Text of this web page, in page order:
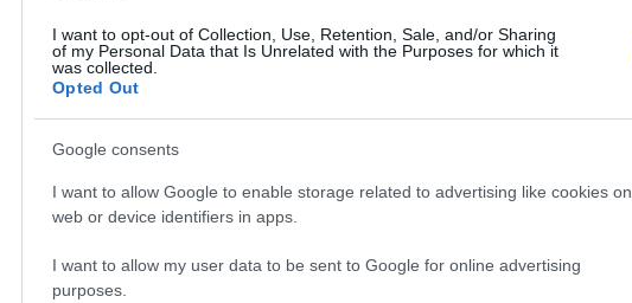
I want to opt-out of Collection, Use, Retention, Sale, and/or Sharing
of my Personal Data that Is Unrelated with the Purposes for which it
was collected.
Opted Out
Google consents
I want to allow Google to enable storage related to advertising like cookies on
web or device identifiers in apps.
I want to allow my user data to be sent to Google for online advertising
purposes.